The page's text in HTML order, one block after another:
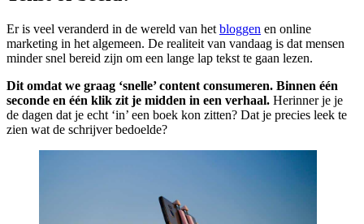
Er is veel veranderd in de wereld van het bloggen en online
marketing in het algemeen. De realiteit van vandaag is dat mensen
minder snel bereid zijn om een lange lap tekst te gaan lezen.
Dit omdat we graag ‘snelle’ content consumeren. Binnen één
seconde en één klik zit je midden in een verhaal. Herinner je je
de dagen dat je echt ‘in’ een boek kon zitten? Dat je precies leek te
zien wat de schrijver bedoelde?